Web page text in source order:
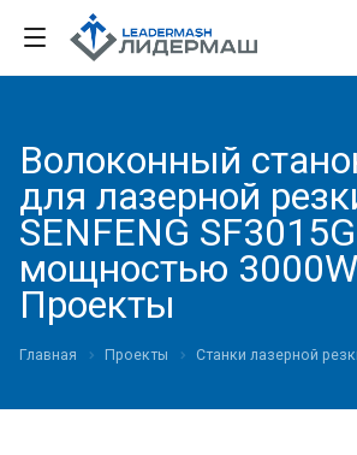
Волоконный
для лазерной
SENFENG
мощностью
Проекты
Главная Проекты Станки лазерной